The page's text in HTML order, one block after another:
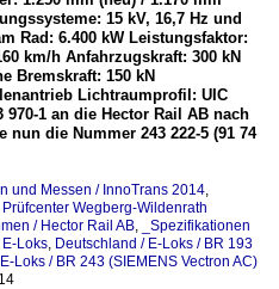
15 kV, 16,7 Hz und
Rad: 6.400 kW Leistungsfaktor:
km/h Anfahrzugskraft: 300 kN
Bremskraft: 150 kN
Lichtraumprofil: UIC
970-1 an die Hector Rail AB nach
die Nummer 243 222-5 (91 74
und Messen / InnoTrans 2014
Wegberg-Wildenrath
/ Hector Rail AB
_Spezifikationen
Loks Deutschland / E-Loks / BR 193
Loks / BR 243 (SIEMENS Vectron AC)